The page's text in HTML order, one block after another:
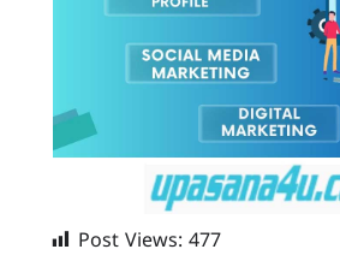
Post Views: 477